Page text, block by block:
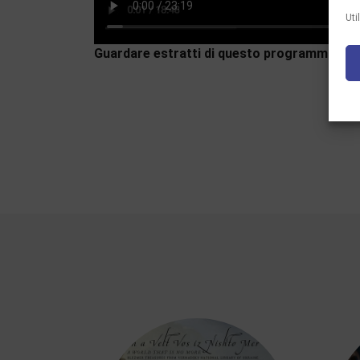
Guardare estratti di questo programma